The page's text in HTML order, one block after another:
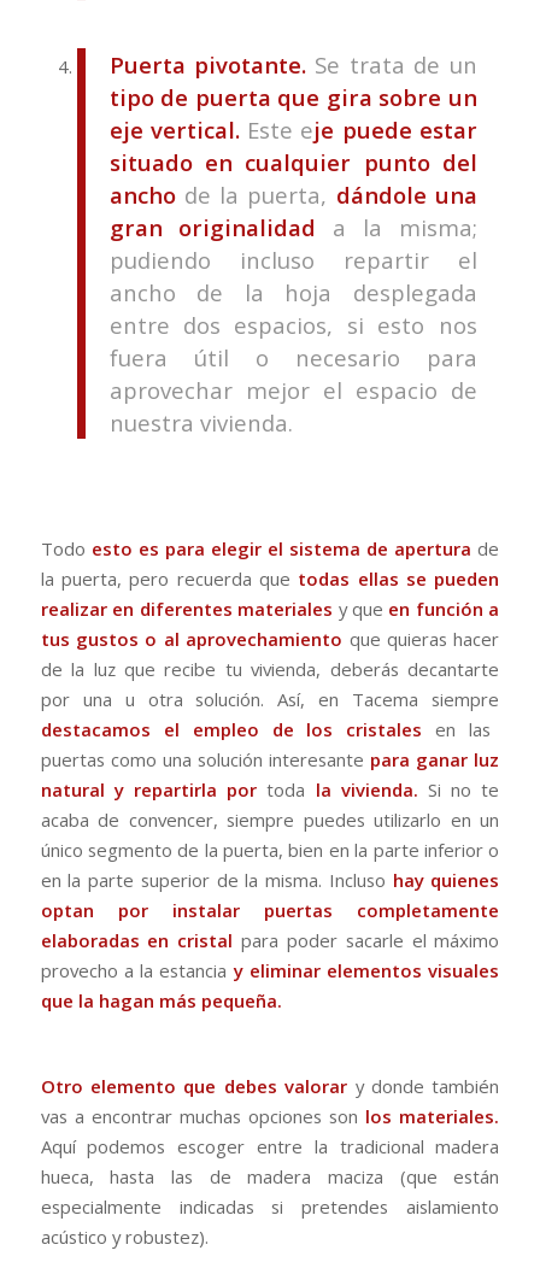
Puerta pivotante. Se trata de un
tipo de puerta que gira sobre un
eje vertical.Este eje puede estar
situado en cualquier punto del
anchode la puerta, dándole una
gran originalidad a la misma;
pudiendo incluso repartir el
ancho de la hoja desplegada
entre dos espacios, si esto nos
fuera útil o necesario para
aprovechar mejor el espacio de
nuestra vivienda.
Todo esto es para elegir el sistema de apertura de
la puerta, pero recuerda que todas ellas se pueden
realizar en diferentes materiales y que en función a
tus gustos o al aprovechamiento que quieras hacer
de la luz que recibe tu vivienda, deberás decantarte
por una u otra solución. Así, en Tacema siempre
destacamos el empleo de los cristales en las
puertas como una solución interesante para ganar luz
natural y repartirla por toda la vivienda. Si no te
acaba de convencer, siempre puedes utilizarlo en un
único segmento de la puerta, bien en la parte inferior o
en la parte superior de la misma. Incluso hay quienes
optan por instalar puertas completamente
elaboradas en cristal para poder sacarle el máximo
provecho a la estancia y eliminar elementos visuales
que la hagan más pequeña.
Otro elemento que debes valorar y donde también
vas a encontrar muchas opciones son los materiales.
Aquí podemos escoger entre la tradicional madera
hueca, hasta las de madera maciza (que están
especialmente indicadas si pretendes aislamiento
acústico y robustez).